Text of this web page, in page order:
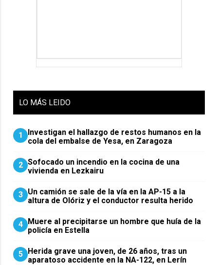
LO MÁS LEIDO
1
Investigan el hallazgo de restos humanos en la
cola del embalse de Yesa, en Zaragoza
2 Sofocado un incendio en la cocina de una
vivienda en Lezkairu
3 Un camión se sale de la vía en la AP-15 a la
altura de Olóriz y el conductor resulta herido
4 Muere al precipitarse un hombre que huía de la
policía en Estella
5 Herida grave una joven, de 26 años, tras un
aparatoso accidente en la NA-122, en Lerín